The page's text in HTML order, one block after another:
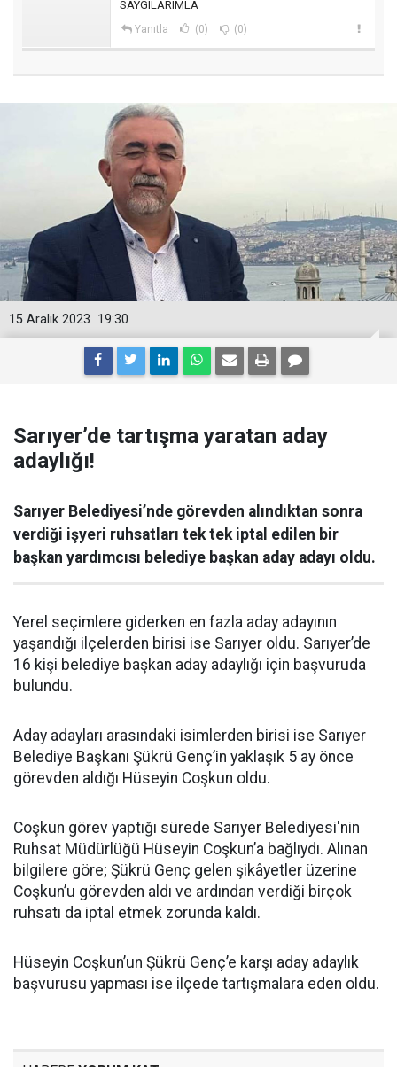
SAYGILARIMLA
Yanıtla (0) (0)
19:30
15 Aralık 2023
Sarıyer’de tartışma yaratan aday
adaylığı!
Sarıyer Belediyesi’nde görevden alındıktan sonra
verdiği işyeri ruhsatları tek tek iptal edilen bir
başkan yardımcısı belediye başkan aday adayı oldu.
Yerel seçimlere giderken en fazla aday adayının
yaşandığı ilçelerden birisi ise Sarıyer oldu. Sarıyer’de
16 kişi belediye başkan aday adaylığı için başvuruda
bulundu.
Aday adayları arasındaki isimlerden birisi ise Sarıyer
Belediye Başkanı Şükrü Genç’in yaklaşık 5 ay önce
görevden aldığı Hüseyin Coşkun oldu.
Coşkun görev yaptığı sürede Sarıyer Belediyesi'nin
Ruhsat Müdürlüğü Hüseyin Coşkun’a bağlıydı. Alınan
bilgilere göre; Şükrü Genç gelen şikâyetler üzerine
Coşkun’u görevden aldı ve ardından verdiği birçok
ruhsatı da iptal etmek zorunda kaldı.
Hüseyin Coşkun’un Şükrü Genç’e karşı aday adaylık
başvurusu yapması ise ilçede tartışmalara eden oldu.